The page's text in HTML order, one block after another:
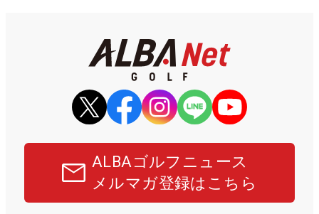
ALBAゴルフニュース
メルマガ登録はこちら